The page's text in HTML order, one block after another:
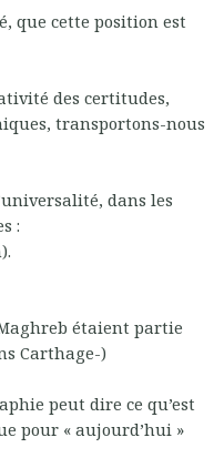
que cette position est
des certitudes,
transportons-nous
dans les
:
étaient partie
Carthage-)
peut dire ce qu’est
pour « aujourd’hui »